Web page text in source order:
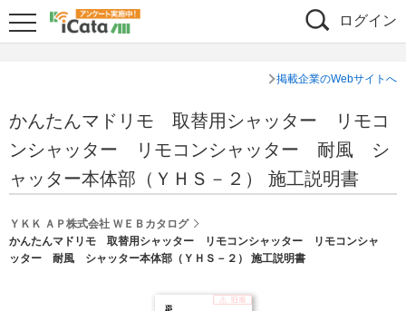
ログイン
掲載企業のWebサイトへ
かんたんマドリモ 取替用シャッター リモコ
ンシャッター リモコンシャッター 耐風 シ
ャッター本体部（ＹＨＳ－２） 施工説明書
ＹＫＫ ＡＰ株式会社 ＷＥＢカタログ
かんたんマドリモ 取替用シャッター リモコンシャッター リモコンシャ
ッター 耐風 シャッター本体部（ＹＨＳ－２） 施工説明書